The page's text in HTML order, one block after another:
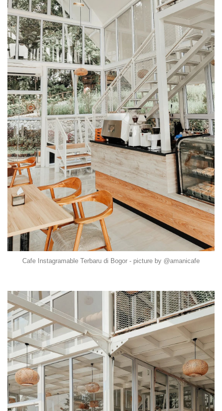
Cafe Instagramable Terbaru di Bogor - picture by @amanicafe